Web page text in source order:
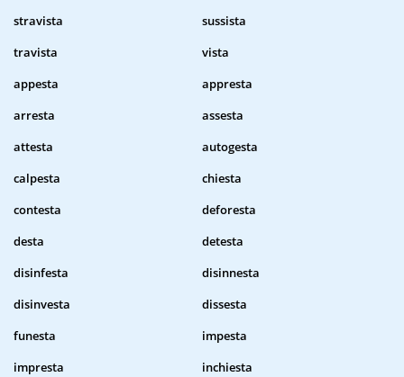
stravista
sussista
travista
vista
appesta
appresta
arresta
assesta
attesta
autogesta
calpesta
chiesta
contesta
deforesta
desta
detesta
disinfesta
disinnesta
disinvesta
dissesta
funesta
impesta
impresta
inchiesta